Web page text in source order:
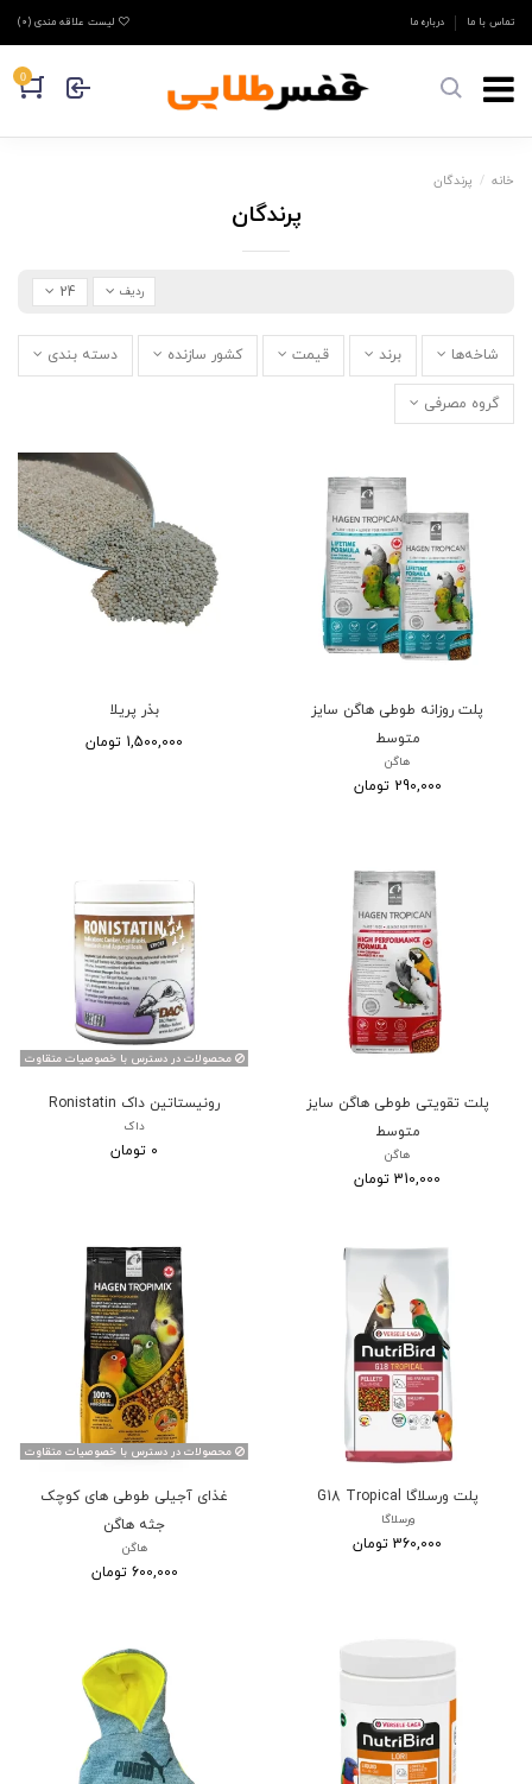
تماس با ما درباره ما لیست علاقه مندی (0
)
0
خانه پرندگان
پرندگان
ردیف 24
شاخه‌ها برند قیمت کشور سازنده دسته بندی
گروه مصرفی
پلت روزانه طوطی هاگن سایز
متوسط
هاگن
290,000 تومان
بذر پریلا
1,500,000 تومان
پلت تقویتی طوطی هاگن سایز
متوسط
هاگن
310,000 تومان
محصولات در دسترس با خصوصیات متقاوت
رونیستاتین داک Ronistatin
داک
0 تومان
پلت ورسلاگا G18 Tropical
ورسلاگا
360,000 تومان
محصولات در دسترس با خصوصیات متقاوت
غذای آجیلی طوطی های کوچک
جثه هاگن
هاگن
600,000 تومان